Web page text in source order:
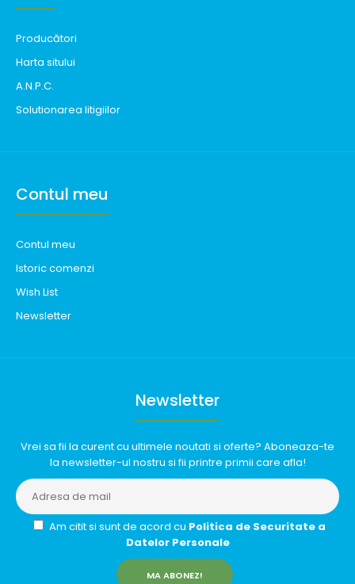
Producători
Harta sitului
A.N.P.C.
Solutionarea litigiilor
Contul meu
Contul meu
Istoric comenzi
Wish List
Newsletter
Newsletter
Vrei sa fii la curent cu ultimele noutati si oferte? Aboneaza-te
la newsletter-ul nostru si fii printre primii care afla!
Am citit si sunt de acord cu Politica de Securitate a
Datelor Personale
MA ABONEZ!